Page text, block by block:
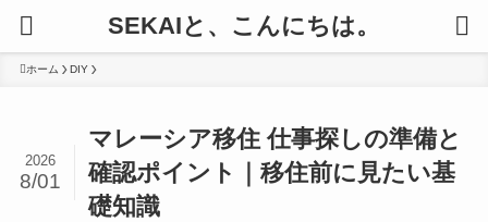
SEKAIと、こんにちは。
ホーム DIY
マレーシア移住 仕事探しの準備と
確認ポイント｜移住前に見たい基
礎知識
2026
8/01